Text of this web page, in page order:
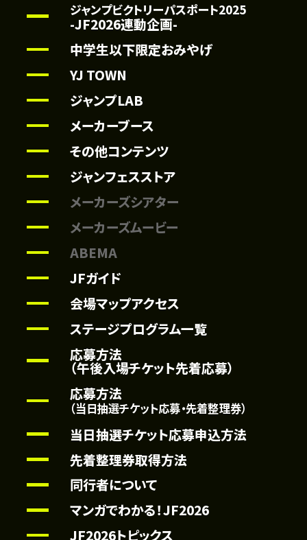
ジャンプビクトリーパスポート2025
-JF2026連動企画-
中学生以下限定おみやげ
YJ TOWN
ジャンプLAB
メーカーブース
その他コンテンツ
ジャンフェスストア
メーカーズシアター
メーカーズムービー
ABEMA
JFガイド
会場マップアクセス
ステージプログラム一覧
応募方法
（午後入場チケット先着応募）
応募方法
（当日抽選チケット応募・先着整理券）
当日抽選チケット応募申込方法
先着整理券取得方法
同行者について
マンガでわかる！JF2026
JF2026トピックス